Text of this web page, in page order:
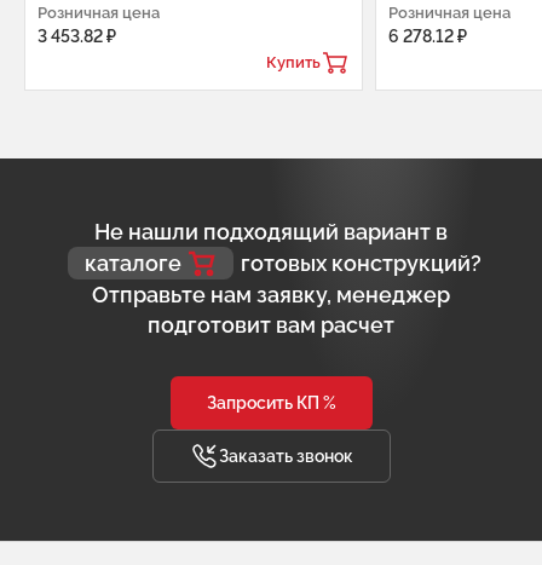
Розничная цена
3 453.82 ₽
Купить
Розничная цена
6 278.12 ₽
Не нашли подходящий вариант в
каталоге
готовых конструкций?
Отправьте нам заявку, менеджер
подготовит вам расчет
Запросить КП %
Заказать звонок